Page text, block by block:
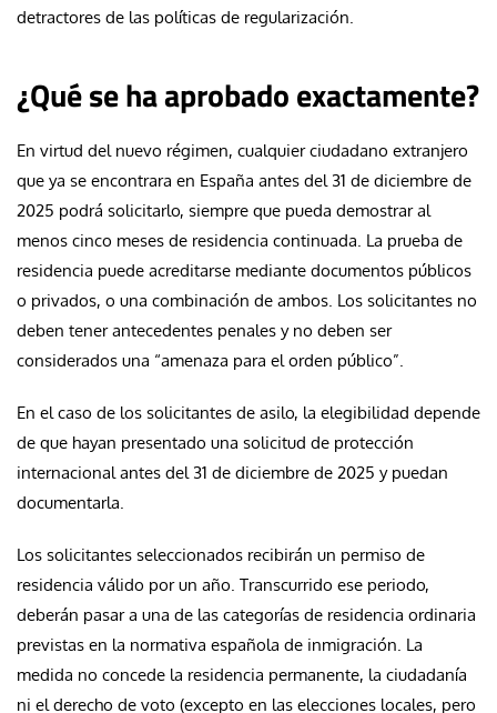
detractores de las políticas de regularización.
¿Qué se ha aprobado exactamente?
En virtud del nuevo régimen, cualquier ciudadano extranjero
que ya se encontrara en España antes del 31 de diciembre de
2025 podrá solicitarlo, siempre que pueda demostrar al
menos cinco meses de residencia continuada. La prueba de
residencia puede acreditarse mediante documentos públicos
o privados, o una combinación de ambos. Los solicitantes no
deben tener antecedentes penales y no deben ser
considerados una “amenaza para el orden público”.
En el caso de los solicitantes de asilo, la elegibilidad depende
de que hayan presentado una solicitud de protección
internacional antes del 31 de diciembre de 2025 y puedan
documentarla.
Los solicitantes seleccionados recibirán un permiso de
residencia válido por un año. Transcurrido ese periodo,
deberán pasar a una de las categorías de residencia ordinaria
previstas en la normativa española de inmigración. La
medida no concede la residencia permanente, la ciudadanía
ni el derecho de voto (excepto en las elecciones locales, pero